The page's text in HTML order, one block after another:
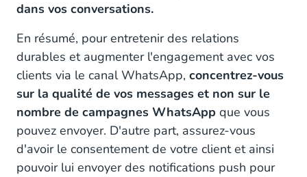
dans vos conversations.
En résumé, pour entretenir des relations
durables et augmenter l'engagement avec vos
clients via le canal WhatsApp, concentrez-vous
sur la qualité de vos messages et non sur le
nombre de campagnes WhatsApp que vous
pouvez envoyer. D'autre part, assurez-vous
d'avoir le consentement de votre client et ainsi
pouvoir lui envoyer des notifications push pour